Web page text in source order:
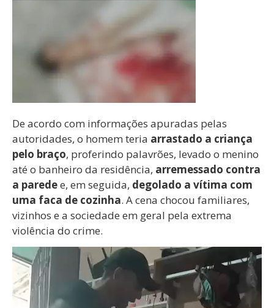
De acordo com informações apuradas pelas
autoridades, o homem teria arrastado a criança
pelo braço, proferindo palavrões, levado o menino
até o banheiro da residência, arremessado contra
a paredee, em seguida, degolado a vítima com
uma faca de cozinha. A cena chocou familiares,
vizinhos e a sociedade em geral pela extrema
violência do crime.
Tocador
de
vídeo